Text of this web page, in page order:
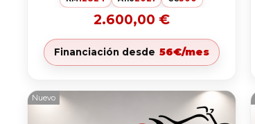
2.600,00 €
Financiación desde 56€/mes
Nuevo